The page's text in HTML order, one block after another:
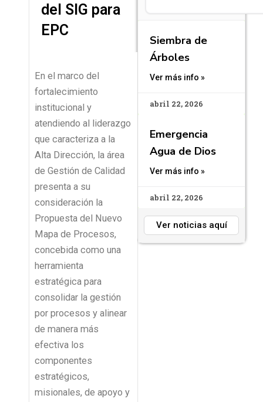
Siembra de
Árboles
Ver más info »
abril 22, 2026
Emergencia
Agua de Dios
Ver más info »
abril 22, 2026
Ver noticias aquí
del SIG para
EPC
En el marco del
fortalecimiento
institucional y
atendiendo al liderazgo
que caracteriza a la
Alta Dirección, la área
de Gestión de Calidad
presenta a su
consideración la
Propuesta del Nuevo
Mapa de Procesos,
concebida como una
herramienta
estratégica para
consolidar la gestión
por procesos y alinear
de manera más
efectiva los
componentes
estratégicos,
misionales, de apoyo y